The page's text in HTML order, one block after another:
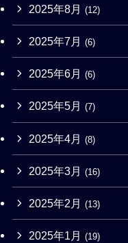
2025年8月 (12)
2025年7月 (6)
2025年6月 (6)
2025年5月 (7)
2025年4月 (8)
2025年3月 (16)
2025年2月 (13)
2025年1月 (19)